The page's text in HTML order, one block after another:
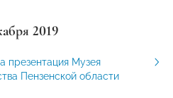
2019
презентация Музея
Пензенской области